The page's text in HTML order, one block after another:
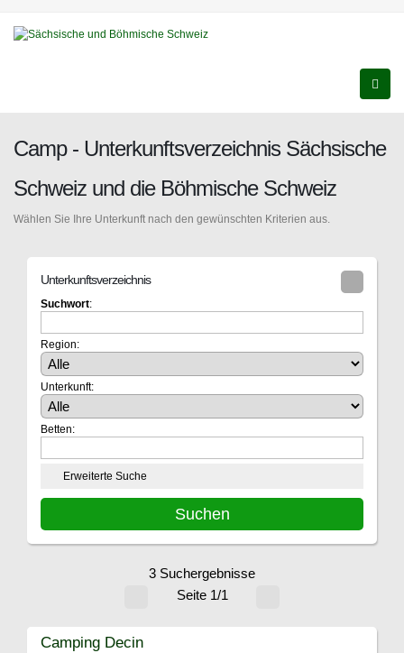
Camp - Unterkunftsverzeichnis Sächsische
Schweiz und die Böhmische Schweiz
Wählen Sie Ihre Unterkunft nach den gewünschten Kriterien aus.
Unterkunftsverzeichnis
Suchwort:
Region:
Unterkunft:
Betten:
Erweiterte Suche
3 Suchergebnisse
Seite 1/1
Camping Decin